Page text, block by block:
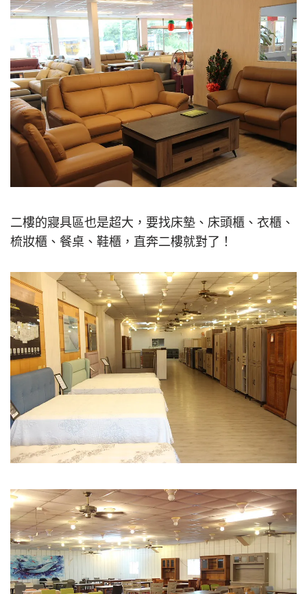
二樓的寢具區也是超大，要找床墊、床頭櫃、衣櫃、
梳妝櫃、餐桌、鞋櫃，直奔二樓就對了！